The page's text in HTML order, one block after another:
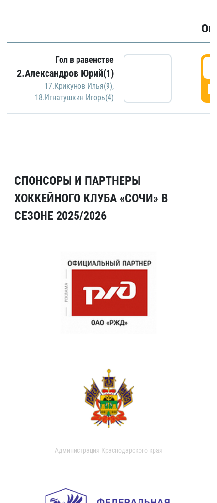
Гол в равенстве
2.Александров Юрий(1)
17.Крикунов Илья(9),
18.Игнатушкин Игорь(4)
СПОНСОРЫ И ПАРТНЕРЫ
ХОККЕЙНОГО КЛУБА «СОЧИ» В
СЕЗОНЕ 2025/2026
Администрация Краснодарского края